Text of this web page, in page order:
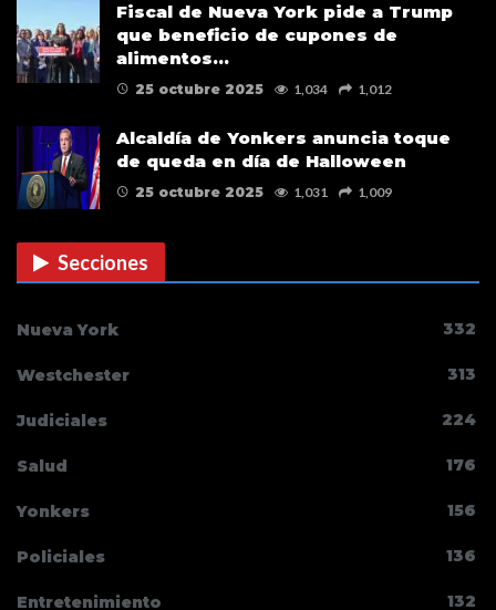
Fiscal de Nueva York pide a Trump
que beneficio de cupones de
alimentos…
25 octubre 2025 1,034 1,012
Alcaldía de Yonkers anuncia toque
de queda en día de Halloween
25 octubre 2025 1,031 1,009
Secciones
Nueva York 332
Westchester 313
Judiciales 224
Salud 176
Yonkers 156
Policiales 136
Entretenimiento 132